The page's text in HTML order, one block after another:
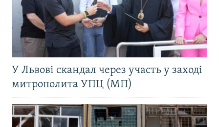
У Львові скандал через участь у заході
митрополита УПЦ (МП)